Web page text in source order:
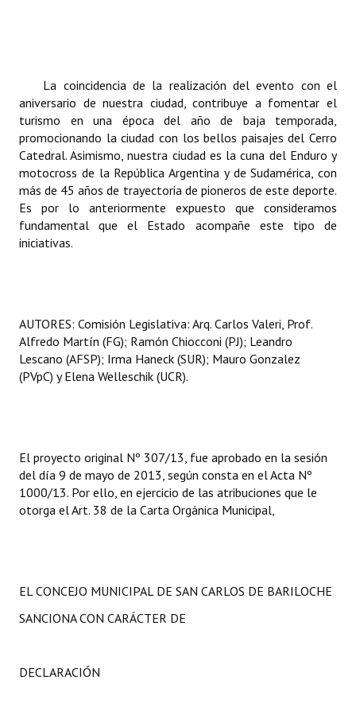
La coincidencia de la realización del evento con el
aniversario de nuestra ciudad, contribuye a fomentar el
turismo en una época del año de baja temporada,
promocionando la ciudad con los bellos paisajes del Cerro
Catedral. Asimismo, nuestra ciudad es la cuna del Enduro y
motocross de la República Argentina y de Sudamérica, con
más de 45 años de trayectoria de pioneros de este deporte.
Es por lo anteriormente expuesto que consideramos
fundamental que el Estado acompañe este tipo de
iniciativas.
AUTORES: Comisión Legislativa: Arq. Carlos Valeri, Prof.
Alfredo Martín (FG); Ramón Chiocconi (PJ); Leandro
Lescano (AFSP); Irma Haneck (SUR); Mauro Gonzalez
(PVpC) y Elena Welleschik (UCR).
El proyecto original Nº 307/13, fue aprobado en la sesión
del día 9 de mayo de 2013, según consta en el Acta Nº
1000/13. Por ello, en ejercicio de las atribuciones que le
otorga el Art. 38 de la Carta Orgánica Municipal,
EL CONCEJO MUNICIPAL DE SAN CARLOS DE BARILOCHE
SANCIONA CON CARÁCTER DE
DECLARACIÓN